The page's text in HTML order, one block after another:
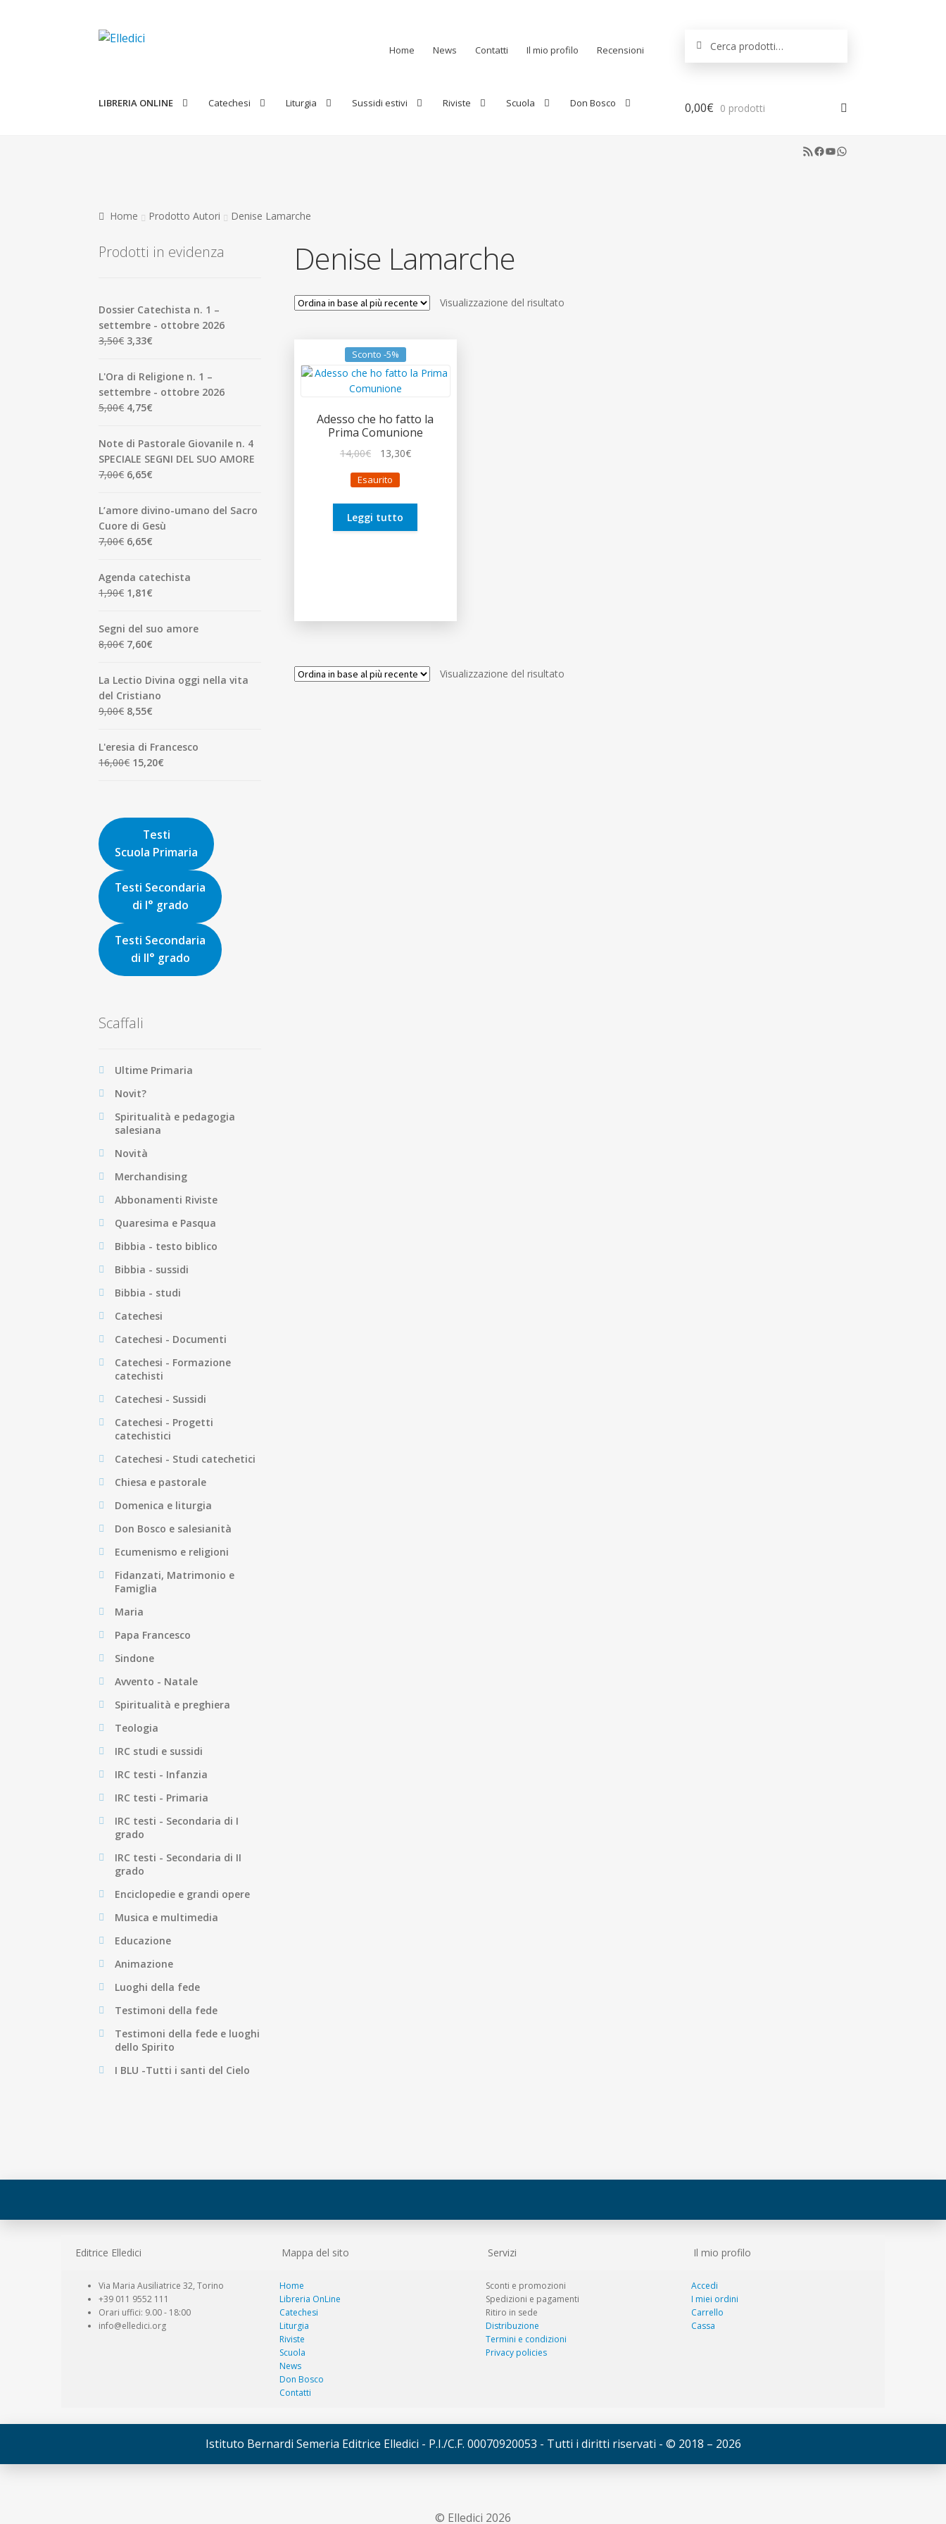
Vai
Vai
Home News Contatti Il mio profilo Recensioni
LIBRERIA ONLINE Catechesi Liturgia Sussidi estivi Riviste Scuola Don Bosco 0,00€ 0 prodotti
RSS Feed
Facebook
YouTube
WhatsApp
Home Prodotto Autori Denise Lamarche
Denise Lamarche
Visualizzazione del risultato
Sconto -5%
Adesso che ho fatto la
Prima Comunione
14,00€
originale
14,00€.
13,30€Il
Esaurito
Leggi tutto
Visualizzazione del risultato
Prodotti in evidenza
Dossier Catechista n. 1 –
settembre - ottobre 2026
3,50€ Il
originale
era:
3,50€.
3,33€
attuale
è:
L'Ora di Religione n. 1 –
settembre - ottobre 2026
5,00€ Il
originale
era:
5,00€.
4,75€
attuale
è:
Note di Pastorale Giovanile n. 4
SPECIALE SEGNI DEL SUO AMORE
7,00€ Il
originale
era:
7,00€.
6,65€
attuale
L’amore divino-umano del Sacro
Cuore di Gesù
7,00€ Il
originale
era:
7,00€.
6,65€
attuale
Agenda catechista
1,90€ Il
originale
era:
1,90€.
1,81€
Segni del suo amore
8,00€ Il
originale
era:
8,00€.
7,60€
attuale
La Lectio Divina oggi nella vita
del Cristiano
9,00€ Il
originale
era:
9,00€.
8,55€
attuale
è:
L'eresia di Francesco
16,00€ Il
15,20€
15,20€.
Testi
Scuola Primaria
Testi Secondaria
di I° grado
Testi Secondaria
di II° grado
Scaffali
Ultime Primaria
Novit?
Spiritualità e pedagogia
salesiana
Novità
Merchandising
Abbonamenti Riviste
Quaresima e Pasqua
Bibbia - testo biblico
Bibbia - sussidi
Bibbia - studi
Catechesi
Catechesi - Documenti
Catechesi - Formazione
catechisti
Catechesi - Sussidi
Catechesi - Progetti
catechistici
Catechesi - Studi catechetici
Chiesa e pastorale
Domenica e liturgia
Don Bosco e salesianità
Ecumenismo e religioni
Fidanzati, Matrimonio e
Famiglia
Maria
Papa Francesco
Sindone
Avvento - Natale
Spiritualità e preghiera
Teologia
IRC studi e sussidi
IRC testi - Infanzia
IRC testi - Primaria
IRC testi - Secondaria di I
grado
IRC testi - Secondaria di II
grado
Enciclopedie e grandi opere
Musica e multimedia
Educazione
Animazione
Luoghi della fede
Testimoni della fede
Testimoni della fede e luoghi
dello Spirito
I BLU -Tutti i santi del Cielo
Editrice Elledici Mappa del sito Servizi Il mio profilo
Via Maria Ausiliatrice 32, Torino
+39 011 9552 111
Orari uffici: 9.00 - 18:00
info@elledici.org
Home
Libreria OnLine
Catechesi
Liturgia
Riviste
Scuola
News
Don Bosco
Contatti
Sconti e promozioni
Spedizioni e pagamenti
Ritiro in sede
Distribuzione
Termini e condizioni
Privacy policies
Accedi
I miei ordini
Carrello
Cassa
Istituto Bernardi Semeria Editrice Elledici - P.I./C.F. 00070920053 - Tutti i diritti riservati - © 2018 – 2026
© Elledici 2026